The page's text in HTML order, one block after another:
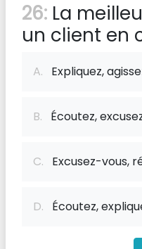
26: La
un client en
A. Expliquez,
B. Écoutez,
C. Excusez-vous,
D. Écoutez,